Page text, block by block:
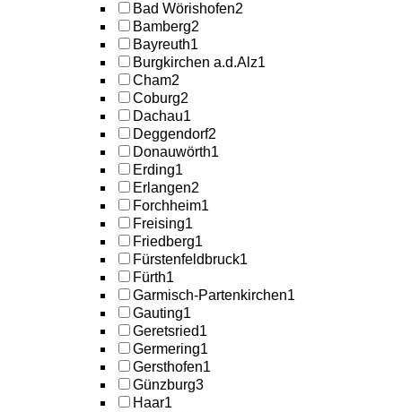
Bad Wörishofen2
Bamberg2
Bayreuth1
Burgkirchen a.d.Alz1
Cham2
Coburg2
Dachau1
Deggendorf2
Donauwörth1
Erding1
Erlangen2
Forchheim1
Freising1
Friedberg1
Fürstenfeldbruck1
Fürth1
Garmisch-Partenkirchen1
Gauting1
Geretsried1
Germering1
Gersthofen1
Günzburg3
Haar1